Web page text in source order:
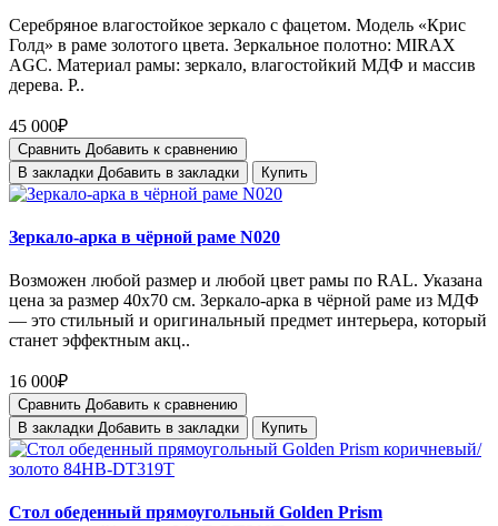
Серебряное влагостойкое зеркало с фацетом. Модель «Крис
Голд» в раме золотого цвета. Зеркальное полотно: MIRAX
AGC. Материал рамы: зеркало, влагостойкий МДФ и массив
дерева. Р..
45 000₽
Сравнить Добавить к сравнению
В закладки Добавить в закладки Купить
Зеркало-арка в чёрной раме N020
Возможен любой размер и любой цвет рамы по RAL. Указана
цена за размер 40х70 см. Зеркало-арка в чёрной раме из МДФ
— это стильный и оригинальный предмет интерьера, который
станет эффектным акц..
16 000₽
Сравнить Добавить к сравнению
В закладки Добавить в закладки Купить
Стол обеденный прямоугольный Golden Prism